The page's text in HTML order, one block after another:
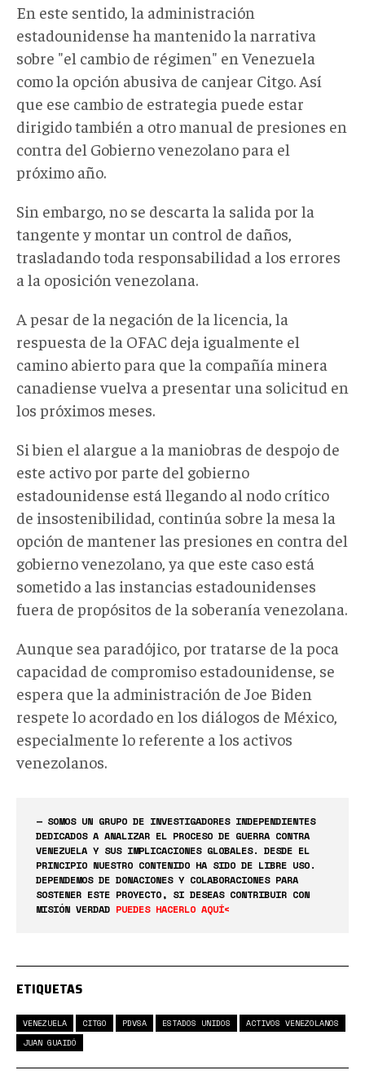
En este sentido, la administración
estadounidense ha mantenido la narrativa
sobre "el cambio de régimen" en Venezuela
como la opción abusiva de canjear Citgo. Así
que ese cambio de estrategia puede estar
dirigido también a otro manual de presiones en
contra del Gobierno venezolano para el
próximo año.
Sin embargo, no se descarta la salida por la
tangente y montar un control de daños,
trasladando toda responsabilidad a los errores
a la oposición venezolana.
A pesar de la negación de la licencia, la
respuesta de la OFAC deja igualmente el
camino abierto para que la compañía minera
canadiense vuelva a presentar una solicitud en
los próximos meses.
Si bien el alargue a la maniobras de despojo de
este activo por parte del gobierno
estadounidense está llegando al nodo crítico
de insostenibilidad, continúa sobre la mesa la
opción de mantener las presiones en contra del
gobierno venezolano, ya que este caso está
sometido a las instancias estadounidenses
fuera de propósitos de la soberanía venezolana.
Aunque sea paradójico, por tratarse de la poca
capacidad de compromiso estadounidense, se
espera que la administración de Joe Biden
respete lo acordado en los diálogos de México,
especialmente lo referente a los activos
venezolanos.
— SOMOS UN GRUPO DE INVESTIGADORES INDEPENDIENTES
DEDICADOS A ANALIZAR EL PROCESO DE GUERRA CONTRA
VENEZUELA Y SUS IMPLICACIONES GLOBALES. DESDE EL
PRINCIPIO NUESTRO CONTENIDO HA SIDO DE LIBRE USO.
DEPENDEMOS DE DONACIONES Y COLABORACIONES PARA
SOSTENER ESTE PROYECTO, SI DESEAS CONTRIBUIR CON
MISIÓN VERDAD PUEDES HACERLO AQUÍ<
ETIQUETAS
VENEZUELA CITGO PDVSA ESTADOS UNIDOS
ACTIVOS VENEZOLANOS
JUAN GUAIDÓ